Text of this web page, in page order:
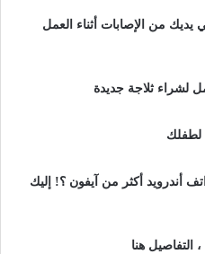
من الإصابات أثناء العمل
لشراء ثلاجة جديدة
أندرويد أكثر من آيفون ؟! إليك
التفاصيل هنا